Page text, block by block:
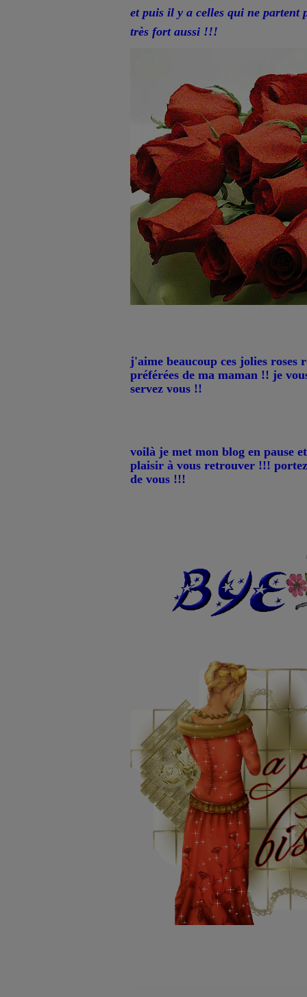
et puis il y a celles qui ne partent
très fort aussi !!!
j'aime beaucoup ces jolies roses
préférées de ma maman !! je
servez vous !!
voilà je met mon blog en pause
plaisir à vous retrouver !!!
de vous !!!